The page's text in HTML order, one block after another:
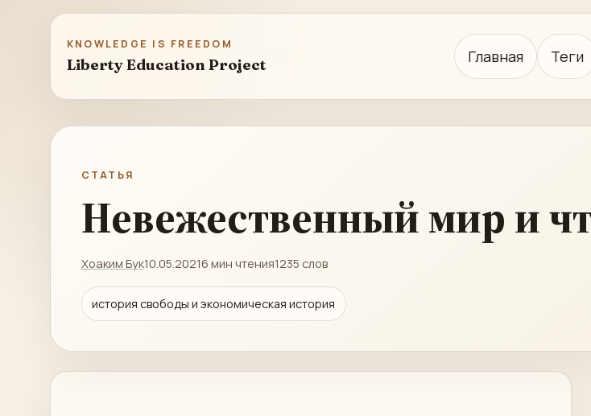
KNOWLEDGE IS FREEDOM
Liberty Education Project Главная Теги
СТАТЬЯ
Невежественный мир и
Хоаким Бук10.05.20216 мин чтения1235 слов
история свободы и экономическая история